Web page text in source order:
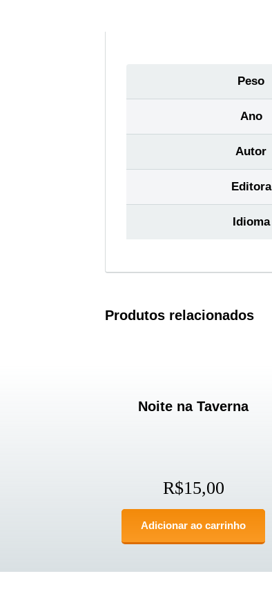
Peso
Ano
Autor
Editora
Idioma
Produtos relacionados
Noite na Taverna
R$15,00
Adicionar ao carrinho